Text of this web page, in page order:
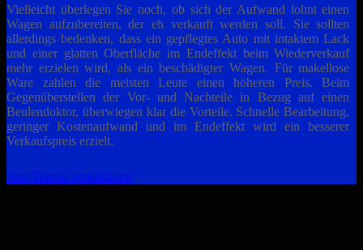
Vielleicht überlegen Sie noch, ob sich der Aufwand lohnt einen
Wagen aufzubereiten, der eh verkauft werden soll. Sie sollten
allerdings bedenken, dass ein gepflegtes Auto mit intaktem Lack
und einer glatten Oberfläche im Endeffekt beim Wiederverkauf
mehr erzielen wird, als ein beschädigter Wagen. Für makellose
Ware zahlen die meisten Leute einen höheren Preis. Beim
Gegenüberstellen der Vor- und Nachteile in Bezug auf einen
Beulendoktor, überwiegen klar die Vorteile. Schnelle Bearbeitung,
geringer Kostenaufwand und im Endeffekt wird ein besserer
Verkaufspreis erzielt.
Jetzt Termin vereinbaren